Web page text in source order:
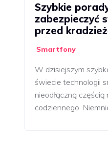
Szybkie
zabezpieczyć
przed
Smartfony
W dzisiejszym
świecie technologii
nieodłączną
codziennego.